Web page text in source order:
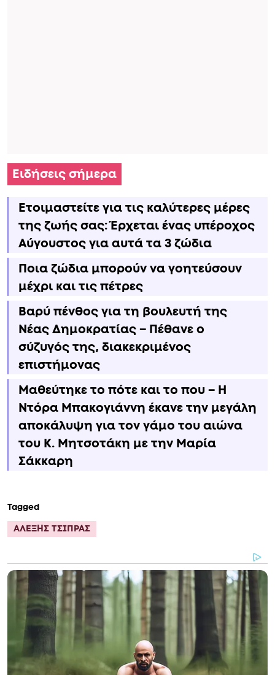
Ειδήσεις σήμερα
Ετοιμαστείτε για τις καλύτερες μέρες
της ζωής σας: Έρχεται ένας υπέροχος
Αύγουστος για αυτά τα 3 ζώδια
Ποια ζώδια μπορούν να γοητεύσουν
μέχρι και τις πέτρες
Βαρύ πένθος για τη βουλευτή της
Νέας Δημοκρατίας – Πέθανε ο
σύζυγός της, διακεκριμένος
επιστήμονας
Μαθεύτηκε το πότε και το που – Η
Ντόρα Μπακογιάννη έκανε την μεγάλη
αποκάλυψη για τον γάμο του αιώνα
του Κ. Μητσοτάκη με την Μαρία
Σάκκαρη
Tagged
ΑΛΕΞΗΣ ΤΣΙΠΡΑΣ